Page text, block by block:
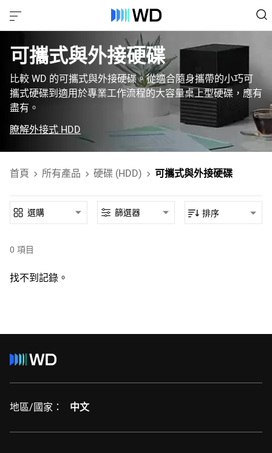
可攜式與外接硬碟
比較 WD 的可攜式與外接硬碟。從適合隨身攜帶的小巧可
攜式硬碟到適用於專業工作流程的大容量桌上型硬碟，應有
盡有。
瞭解外接式 HDD
首頁 所有產品 硬碟 (HDD) 可攜式與外接硬碟
0 項目
選購 篩選器 排序
找不到記錄。
地區/國家： 中文